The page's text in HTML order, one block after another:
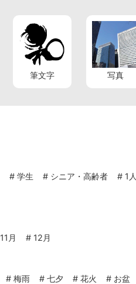
筆文字 写真
# 学生 # シニア・高齢者 # 1人
11月 # 12月
# 梅雨 # 七夕 # 花火 # お盆